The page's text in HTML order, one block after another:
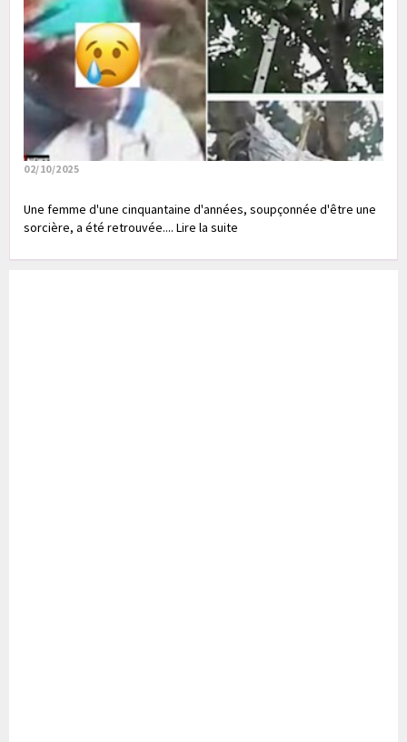
02/10/2025
Une femme d'une cinquantaine d'années, soupçonnée d'être une
sorcière, a été retrouvée.... Lire la suite